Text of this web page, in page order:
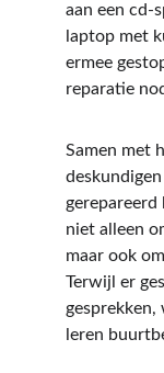
aan een cd-
laptop met
ermee
reparatie
Samen met
niet alleen
maar ook
Terwijl er
gesprekken,
leren